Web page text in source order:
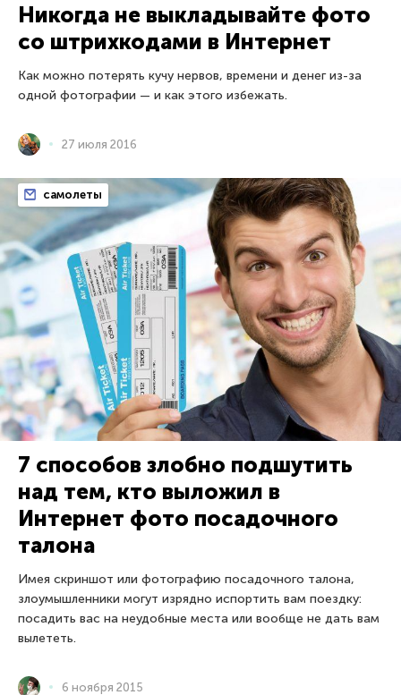
Никогда не выкладывайте фото
со штрихкодами в Интернет
Как можно потерять кучу нервов, времени и денег из-за
одной фотографии — и как этого избежать.
27 июля 2016
самолеты
7 способов злобно подшутить
над тем, кто выложил в
Интернет фото посадочного
талона
Имея скриншот или фотографию посадочного талона,
злоумышленники могут изрядно испортить вам поездку:
посадить вас на неудобные места или вообще не дать вам
вылететь.
6 ноября 2015